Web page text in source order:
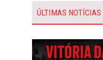
ÚLTIMAS NOTÍCIAS